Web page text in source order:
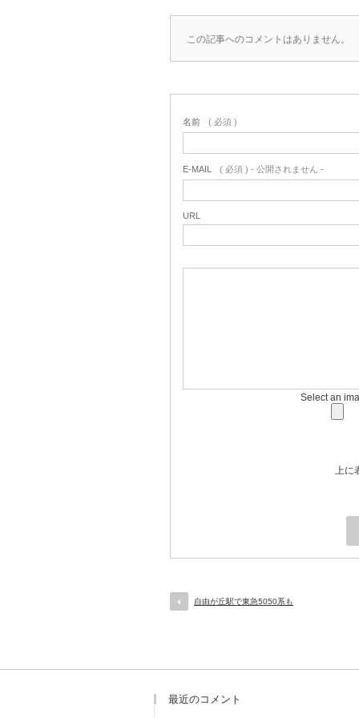
この記事へのコメントはありません。
名前 ( 必須 )
E-MAIL ( 必須 ) - 公開されません -
URL
Select an
上に
自由が丘駅で東急5050系も
最近のコメント